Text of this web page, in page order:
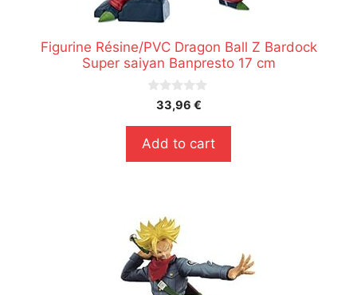
Figurine Résine/PVC Dragon Ball Z Bardock
Super saiyan Banpresto 17 cm
s
u
5
33,96 €
Add to cart